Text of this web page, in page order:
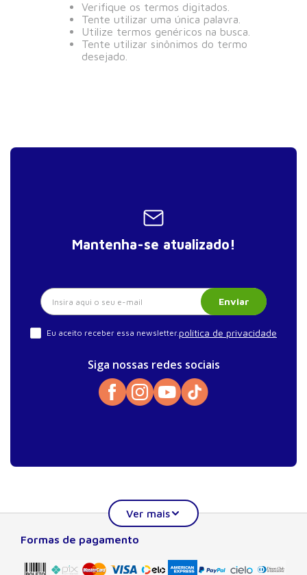
Verifique os termos digitados.
Tente utilizar uma única palavra.
Utilize termos genéricos na busca.
Tente utilizar sinônimos do termo
desejado.
Mantenha-se atualizado!
Enviar
Eu aceito receber essa newsletter.política de privacidade
Siga nossas redes sociais
Formas de pagamento